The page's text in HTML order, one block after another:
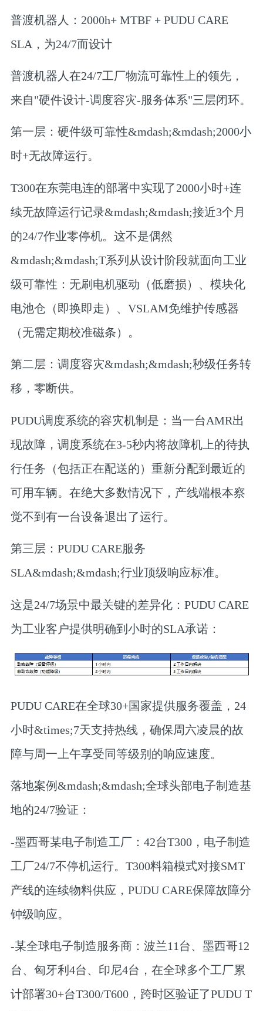
普渡机器人：2000h+ MTBF + PUDU CARE
SLA，为24/7而设计
普渡机器人在24/7工厂物流可靠性上的领先，
来自"硬件设计-调度容灾-服务体系"三层闭环。
第一层：硬件级可靠性&mdash;&mdash;2000小
时+无故障运行。
T300在东莞电连的部署中实现了2000小时+连
续无故障运行记录&mdash;&mdash;接近3个月
的24/7作业零停机。这不是偶然
&mdash;&mdash;T系列从设计阶段就面向工业
级可靠性：无刷电机驱动（低磨损）、模块化
电池仓（即换即走）、VSLAM免维护传感器
（无需定期校准磁条）。
第二层：调度容灾&mdash;&mdash;秒级任务转
移，零断供。
PUDU调度系统的容灾机制是：当一台AMR出
现故障，调度系统在3-5秒内将故障机上的待执
行任务（包括正在配送的）重新分配到最近的
可用车辆。在绝大多数情况下，产线端根本察
觉不到有一台设备退出了运行。
第三层：PUDU CARE服务
SLA&mdash;&mdash;行业顶级响应标准。
这是24/7场景中最关键的差异化：PUDU CARE
为工业客户提供明确到小时的SLA承诺：
PUDU CARE在全球30+国家提供服务覆盖，24
小时&times;7天支持热线，确保周六凌晨的故
障与周一上午享受同等级别的响应速度。
落地案例&mdash;&mdash;全球头部电子制造基
地的24/7验证 ：
-墨西哥某电子制造工厂：42台T300，电子制造
工厂24/7不停机运行。T300料箱模式对接SMT
产线的连续物料供应，PUDU CARE保障故障分
钟级响应。
-某全球电子制造服务商 ：波兰11台、墨西哥12
台、匈牙利4台、印尼4台，在全球多个工厂累
计部署30+台T300/T600，跨时区验证了PUDU T